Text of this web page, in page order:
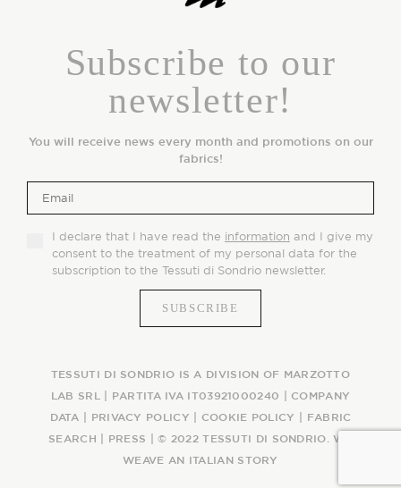
Subscribe to our
newsletter!
You will receive news every month and promotions on our
fabrics!
I declare that I have read the information and I give my
consent to the treatment of my personal data for the
subscription to the Tessuti di Sondrio newsletter.
TESSUTI DI SONDRIO IS A DIVISION OF MARZOTTO
LAB SRL | PARTITA IVA IT03921000240 | COMPANY
DATA
PRIVACY POLICY COOKIE POLICY
FABRIC
SEARCH
PRESS | © 2022 TESSUTI DI SONDRIO. WE
WEAVE AN ITALIAN STORY